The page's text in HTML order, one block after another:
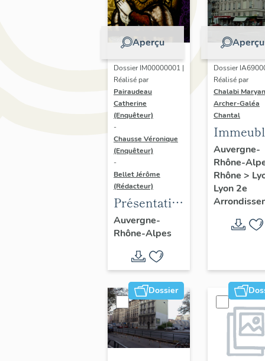
Aperçu
Dossier IM00000001 |
Réalisé par
Pairaudeau
Catherine
(Enquêteur)
-
Chausse Véronique
(Enquêteur)
-
Bellet Jérôme
(Rédacteur)
Présentation
de
l'opération
d'inventaire
du vitrail
ancien de
Rhône-
Alpes
(corpus
vitrearum)
Auvergne-
Rhône-Alpes
Aperçu
Dossier
Réalisé par
Chalabi
Archer-Galéa
Chantal
Auvergne-
Rhône-
Rhône >
Lyon 2e
Dossier